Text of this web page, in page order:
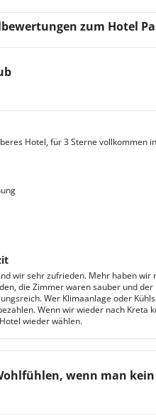
Sie zu zweit einen
Komfort ausgestattet, den
mit 3 Personen oder auch
gut aufgehoben. Das
Zimmer vor.
oder Einzelbetten,
Balkon lassen Sie den
zum Hotel
Hotel, für 3 Sterne vollkommen
wir sehr zufrieden. Mehr haben wir
die Zimmer waren sauber und der
Wer Klimaanlage oder
Wenn wir wieder nach Kreta
wieder wählen.
wenn man